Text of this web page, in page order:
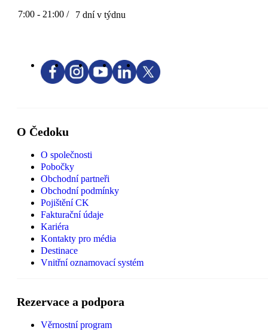
7:00 - 21:00 / 7 dní v týdnu
O Čedoku
O společnosti
Pobočky
Obchodní partneři
Obchodní podmínky
Pojištění CK
Fakturační údaje
Kariéra
Kontakty pro média
Destinace
Vnitřní oznamovací systém
Rezervace a podpora
Věrnostní program